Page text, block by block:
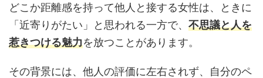
どこか距離感を持って他人と接する女性は、ときに
「近寄りがたい」と思われる一方で、 不思議と人を
惹きつける魅力を放つことがあります。
その背景には、他人の評価に左右されず、自分のペ